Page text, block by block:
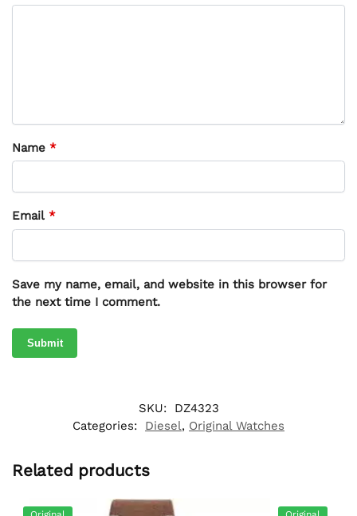
Name *
Email *
Save my name, email, and website in this browser for
the next time I comment.
SKU:
DZ4323
Categories:
Diesel, Original Watches
Related products